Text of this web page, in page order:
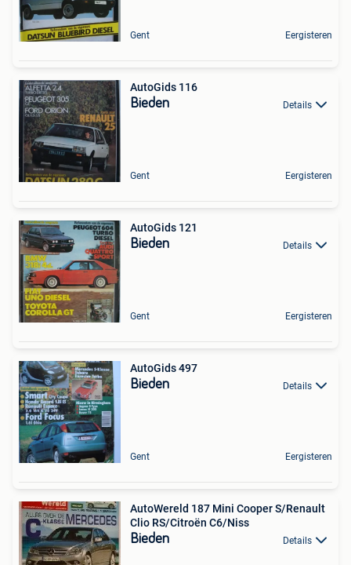
Gent Eergisteren
AutoGids 116
Bieden Details
Gent Eergisteren
AutoGids 121
Bieden Details
Gent Eergisteren
AutoGids 497
Bieden Details
Gent Eergisteren
AutoWereld 187 Mini Cooper S/Renault
Clio RS/Citroën C6/Niss
Bieden Details